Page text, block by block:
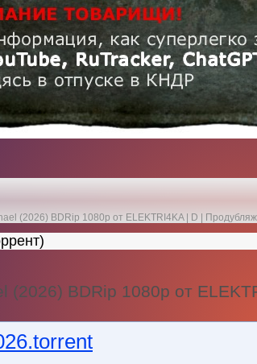
(2026) BDRip 1080p от ELEKTRI4KA | D | Продубляж
(2026) BDRip 1080p от